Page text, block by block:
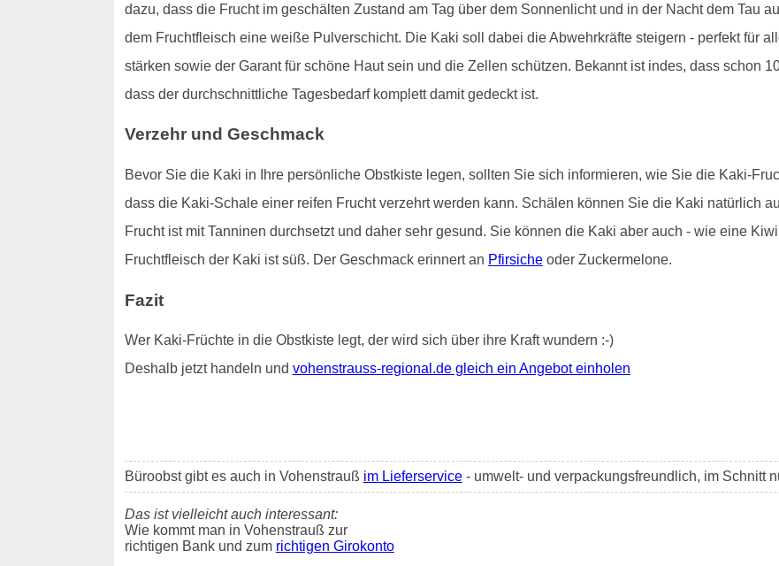
dazu, dass die Frucht im geschälten Zustand am Tag über dem Sonnenlicht und in der Nacht dem Tau
dem Fruchtfleisch eine weiße Pulverschicht. Die Kaki soll dabei die Abwehrkräfte steigern - perfekt für
stärken sowie der Garant für schöne Haut sein und die Zellen schützen. Bekannt ist indes, dass schon
dass der durchschnittliche Tagesbedarf komplett damit gedeckt ist.
Verzehr und Geschmack
Bevor Sie die Kaki in Ihre persönliche Obstkiste legen, sollten Sie sich informieren, wie Sie die Kaki-
dass die Kaki-Schale einer reifen Frucht verzehrt werden kann. Schälen können Sie die Kaki natürlich
Frucht ist mit Tanninen durchsetzt und daher sehr gesund. Sie können die Kaki aber auch - wie eine
Fruchtfleisch der Kaki ist süß. Der Geschmack erinnert an Pfirsicheoder Zuckermelone.
Fazit
Wer Kaki-Früchte in die Obstkiste legt, der wird sich über ihre Kraft wundern :-)
Deshalb jetzt handeln und vohenstrauss-regional.de gleich ein Angebot einholen
Büroobst gibt es auch in Vohenstrauß im Lieferservice- umwelt- und verpackungsfreundlich, im Schnitt
Das ist vielleicht auch interessant:
Wie kommt man in Vohenstrauß zur
richtigen Bank und zum richtigen Girokonto